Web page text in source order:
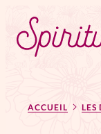
Tous les
ACCUEIL LES